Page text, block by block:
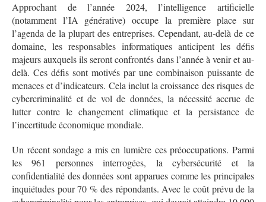
Approchant de l’année 2024, l’intelligence artificielle
(notamment l’IA générative) occupe la première place sur
l’agenda de la plupart des entreprises. Cependant, au-delà de ce
domaine, les responsables informatiques anticipent les défis
majeurs auxquels ils seront confrontés dans l’année à venir et au-
delà. Ces défis sont motivés par une combinaison puissante de
menaces et d’indicateurs. Cela inclut la croissance des risques de
cybercriminalité et de vol de données, la nécessité accrue de
lutter contre le changement climatique et la persistance de
l’incertitude économique mondiale.
Un récent sondage a mis en lumière ces préoccupations. Parmi
les 961 personnes interrogées, la cybersécurité et la
confidentialité des données sont apparues comme les principales
inquiétudes pour 70 % des répondants. Avec le coût prévu de la